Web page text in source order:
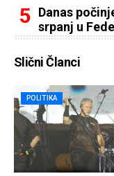
Danas
srpanj u
Slični Članci
POLITIKA